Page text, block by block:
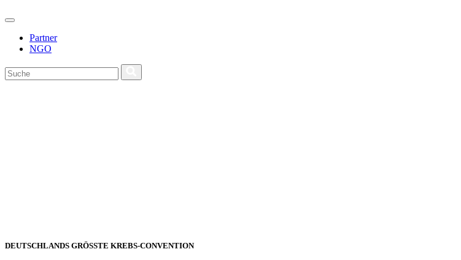
Partner
NGO
DEUTSCHLANDS GRÖSSTE KREBS‑CONVENTION